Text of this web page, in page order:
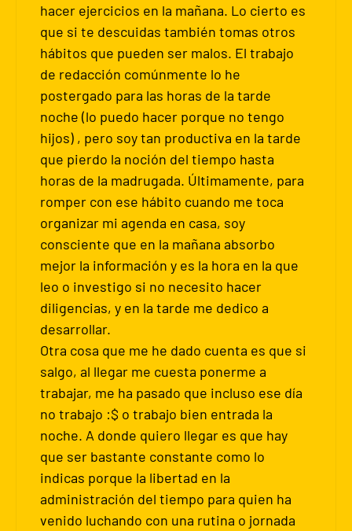
hacer ejercicios en la mañana. Lo cierto es
que si te descuidas también tomas otros
hábitos que pueden ser malos. El trabajo
de redacción comúnmente lo he
postergado para las horas de la tarde
noche (lo puedo hacer porque no tengo
hijos) , pero soy tan productiva en la tarde
que pierdo la noción del tiempo hasta
horas de la madrugada. Últimamente, para
romper con ese hábito cuando me toca
organizar mi agenda en casa, soy
consciente que en la mañana absorbo
mejor la información y es la hora en la que
leo o investigo si no necesito hacer
diligencias, y en la tarde me dedico a
desarrollar.
Otra cosa que me he dado cuenta es que si
salgo, al llegar me cuesta ponerme a
trabajar, me ha pasado que incluso ese día
no trabajo :$ o trabajo bien entrada la
noche. A donde quiero llegar es que hay
que ser bastante constante como lo
indicas porque la libertad en la
administración del tiempo para quien ha
venido luchando con una rutina o jornada